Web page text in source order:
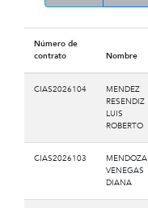
Número de
contrato
Nombre
CIAS2026104
MENDEZ
RESENDIZ
LUIS
ROBERTO
CIAS2026103
MENDOZA
VENEGAS
DIANA